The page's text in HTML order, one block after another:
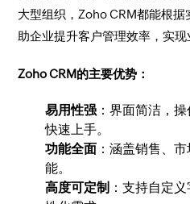
大型组织，Zoho CRM都能根
助企业提升客户管理效率，实现
Zoho CRM的主要优势：
易用性强 ：界面简洁，
快速上手。
功能全面 ：涵盖销售、
能。
高度可定制 ：支持自定